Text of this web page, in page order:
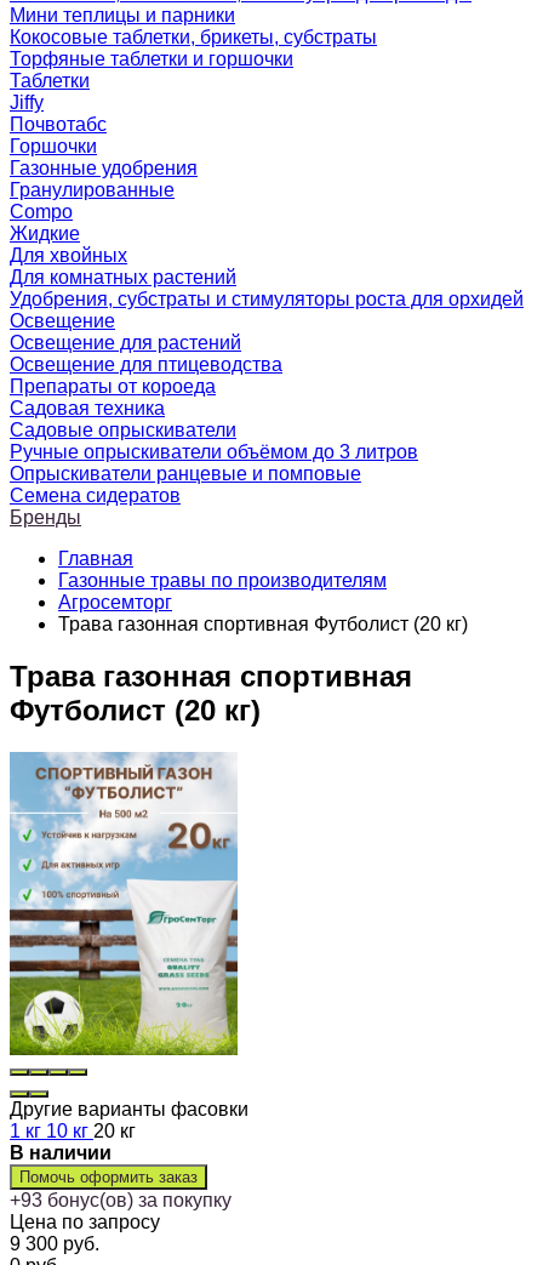
Мини теплицы и парники
Кокосовые таблетки, брикеты, субстраты
Торфяные таблетки и горшочки
Таблетки
Jiffy
Почвотабс
Горшочки
Газонные удобрения
Гранулированные
Compo
Жидкие
Для хвойных
Для комнатных растений
Удобрения, субстраты и стимуляторы роста для орхидей
Освещение
Освещение для растений
Освещение для птицеводства
Препараты от короеда
Садовая техника
Садовые опрыскиватели
Ручные опрыскиватели объёмом до 3 литров
Опрыскиватели ранцевые и помповые
Семена сидератов
Бренды
Главная
Газонные травы по производителям
Агросемторг
Трава газонная спортивная Футболист (20 кг)
Трава газонная спортивная
Футболист (20 кг)
Другие варианты фасовки
1 кг 10 кг 20 кг
В наличии
Помочь оформить заказ
+93 бонус(ов) за покупку
Цена по запросу
9 300 руб.